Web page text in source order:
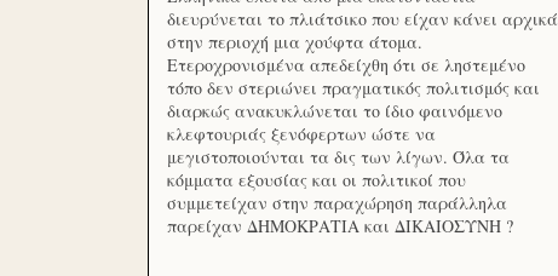
διευρύνεται το πλιάτσικο που είχαν κάνει αρχικά
στην περιοχή μια χούφτα άτομα.
Ετεροχρονισμένα απεδείχθη ότι σε ληστεμένο
τόπο δεν στεριώνει πραγματικός πολιτισμός και
διαρκώς ανακυκλώνεται το ίδιο φαινόμενο
κλεφτουριάς ξενόφερτων ώστε να
μεγιστοποιούνται τα δις των λίγων. Όλα τα
κόμματα εξουσίας και οι πολιτικοί που
συμμετείχαν στην παραχώρηση παράλληλα
παρείχαν ΔΗΜΟΚΡΑΤΙΑ και ΔΙΚΑΙΟΣΥΝΗ ?